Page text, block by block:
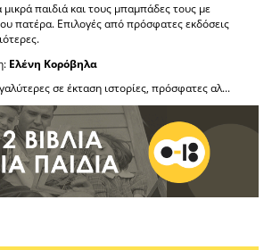
μικρά παιδιά και τους μπαμπάδες τους με
πατέρα. Επιλογές από πρόσφατες εκδόσεις
Ελένη Κορόβηλα
σε έκταση ιστορίες, πρόσφατες αλ...